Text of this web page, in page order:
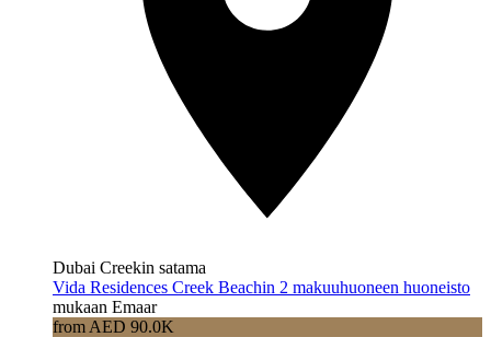
Dubai Creekin satama
Vida Residences Creek Beachin 2 makuuhuoneen huoneisto
mukaan Emaar
from AED 90.0K